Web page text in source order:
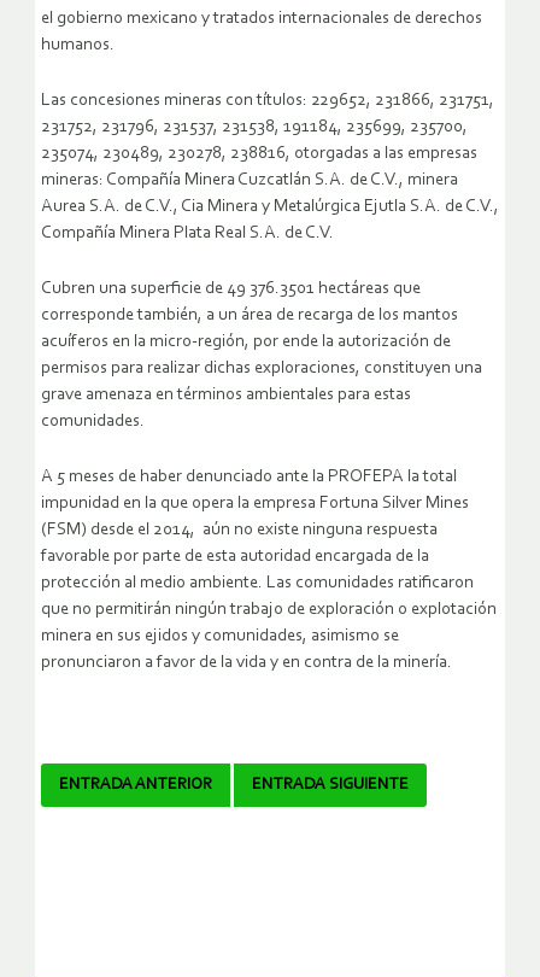
el gobierno mexicano y tratados internacionales de derechos
humanos.
Las concesiones mineras con títulos: 229652, 231866, 231751,
231752, 231796, 231537, 231538, 191184, 235699, 235700,
235074, 230489, 230278, 238816, otorgadas a las empresas
mineras: Compañía Minera Cuzcatlán S.A. de C.V., minera
Aurea S.A. de C.V., Cia Minera y Metalúrgica Ejutla S.A. de C.V.,
Compañía Minera Plata Real S.A. de C.V.
Cubren una superficie de 49 376.3501 hectáreas que
corresponde también, a un área de recarga de los mantos
acuíferos en la micro-región, por ende la autorización de
permisos para realizar dichas exploraciones, constituyen una
grave amenaza en términos ambientales para estas
comunidades.
A 5 meses de haber denunciado ante la PROFEPA la total
impunidad en la que opera la empresa Fortuna Silver Mines
(FSM) desde el 2014, aún no existe ninguna respuesta
favorable por parte de esta autoridad encargada de la
protección al medio ambiente. Las comunidades ratificaron
que no permitirán ningún trabajo de exploración o explotación
minera en sus ejidos y comunidades, asimismo se
pronunciaron a favor de la vida y en contra de la minería.
Navegador
ENTRADA ANTERIOR ENTRADA SIGUIENTE